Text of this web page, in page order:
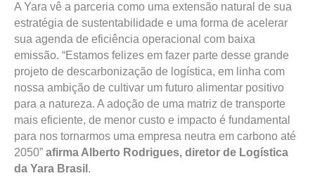
A Yara vê a parceria como uma extensão natural de sua
estratégia de sustentabilidade e uma forma de acelerar
sua agenda de eficiência operacional com baixa
emissão. “Estamos felizes em fazer parte desse grande
projeto de descarbonização de logística, em linha com
nossa ambição de cultivar um futuro alimentar positivo
para a natureza. A adoção de uma matriz de transporte
mais eficiente, de menor custo e impacto é fundamental
para nos tornarmos uma empresa neutra em carbono até
2050” afirma Alberto Rodrigues, diretor de Logística
da Yara Brasil .